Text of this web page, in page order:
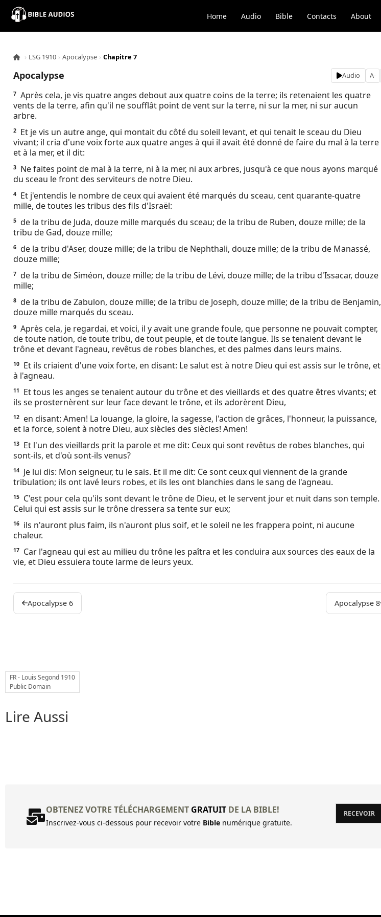
Home Audio Bible Contacts About
×
Audio
Bible
Contacts
About
Copyright
Download
L.O.A
› LSG 1910 › Apocalypse › Chapitre 7
Apocalypse Audio A-
7 Après cela, je vis quatre anges debout aux quatre coins de la terre; ils retenaient les quatre
vents de la terre, afin qu'il ne soufflât point de vent sur la terre, ni sur la mer, ni sur aucun
arbre.
2
Et je vis un autre ange, qui montait du côté du soleil levant, et qui tenait le sceau du Dieu
vivant; il cria d'une voix forte aux quatre anges à qui il avait été donné de faire du mal à la terre
et à la mer, et il dit:
3
Ne faites point de mal à la terre, ni à la mer, ni aux arbres, jusqu'à ce que nous ayons marqué
du sceau le front des serviteurs de notre Dieu.
4
Et j'entendis le nombre de ceux qui avaient été marqués du sceau, cent quarante-quatre
mille, de toutes les tribus des fils d'Israël:
5 de la tribu de Juda, douze mille marqués du sceau; de la tribu de Ruben, douze mille; de la
tribu de Gad, douze mille;
6 de la tribu d'Aser, douze mille; de la tribu de Nephthali, douze mille; de la tribu de Manassé,
douze mille;
7 de la tribu de Siméon, douze mille; de la tribu de Lévi, douze mille; de la tribu d'Issacar, douze
mille;
8 de la tribu de Zabulon, douze mille; de la tribu de Joseph, douze mille; de la tribu de Benjamin,
douze mille marqués du sceau.
9 Après cela, je regardai, et voici, il y avait une grande foule, que personne ne pouvait compter,
de toute nation, de toute tribu, de tout peuple, et de toute langue. Ils se tenaient devant le
trône et devant l'agneau, revêtus de robes blanches, et des palmes dans leurs mains.
10
Et ils criaient d'une voix forte, en disant: Le salut est à notre Dieu qui est assis sur le trône, et
à l'agneau.
11
Et tous les anges se tenaient autour du trône et des vieillards et des quatre êtres vivants; et
ils se prosternèrent sur leur face devant le trône, et ils adorèrent Dieu,
12
en disant: Amen! La louange, la gloire, la sagesse, l'action de grâces, l'honneur, la puissance,
et la force, soient à notre Dieu, aux siècles des siècles! Amen!
13
Et l'un des vieillards prit la parole et me dit: Ceux qui sont revêtus de robes blanches, qui
sont-ils, et d'où sont-ils venus?
14
Je lui dis: Mon seigneur, tu le sais. Et il me dit: Ce sont ceux qui viennent de la grande
tribulation; ils ont lavé leurs robes, et ils les ont blanchies dans le sang de l'agneau.
15
C'est pour cela qu'ils sont devant le trône de Dieu, et le servent jour et nuit dans son temple.
Celui qui est assis sur le trône dressera sa tente sur eux;
16
ils n'auront plus faim, ils n'auront plus soif, et le soleil ne les frappera point, ni aucune
chaleur.
17
Car l'agneau qui est au milieu du trône les paîtra et les conduira aux sources des eaux de la
vie, et Dieu essuiera toute larme de leurs yeux.
Apocalypse 6 Apocalypse 8
FR - Louis Segond 1910
Public Domain
Lire Aussi
OBTENEZ VOTRE TÉLÉCHARGEMENT GRATUIT DE LA BIBLE!
Inscrivez-vous ci-dessous pour recevoir votre Bible numérique gratuite.
RECEVOIR